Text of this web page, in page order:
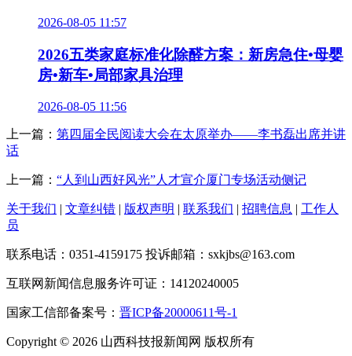
2026-08-05 11:57
2026五类家庭标准化除醛方案：新房急住•母婴
房•新车•局部家具治理
2026-08-05 11:56
上一篇： 第四届全民阅读大会在太原举办——李书磊出席并讲
话
上一篇： “人到山西好风光”人才宣介厦门专场活动侧记
关于我们 | 文章纠错 | 版权声明 | 联系我们 | 招聘信息 | 工作人
员
联系电话：0351-4159175 投诉邮箱：sxkjbs@163.com
互联网新闻信息服务许可证：14120240005
国家工信部备案号： 晋ICP备20000611号-1
Copyright © 2026 山西科技报新闻网 版权所有